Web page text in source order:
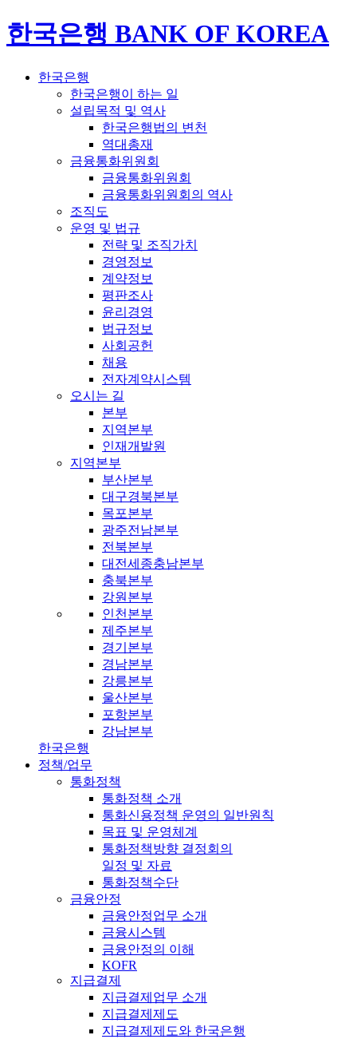
한국은행 BANK OF KOREA
한국은행
한국은행이 하는 일
설립목적 및 역사
한국은행법의 변천
역대총재
금융통화위원회
금융통화위원회
금융통화위원회의 역사
조직도
운영 및 법규
전략 및 조직가치
경영정보
계약정보
평판조사
윤리경영
법규정보
사회공헌
채용
전자계약시스템
오시는 길
본부
지역본부
인재개발원
지역본부
부산본부
대구경북본부
목포본부
광주전남본부
전북본부
대전세종충남본부
충북본부
강원본부
인천본부
제주본부
경기본부
경남본부
강릉본부
울산본부
포항본부
강남본부
한국은행
정책/업무
통화정책
통화정책 소개
통화신용정책 운영의 일반원칙
목표 및 운영체계
통화정책방향 결정회의
일정 및 자료
통화정책수단
금융안정
금융안정업무 소개
금융시스템
금융안정의 이해
KOFR
지급결제
지급결제업무 소개
지급결제제도
지급결제제도와 한국은행